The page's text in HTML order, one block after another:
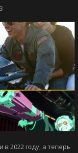
2022 году, а теперь